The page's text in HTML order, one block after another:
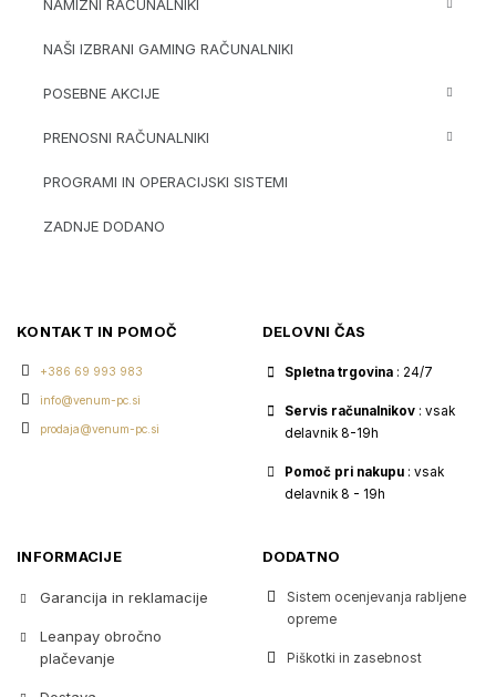
NAMIZNI RAČUNALNIKI
NAŠI IZBRANI GAMING RAČUNALNIKI
POSEBNE AKCIJE
PRENOSNI RAČUNALNIKI
PROGRAMI IN OPERACIJSKI SISTEMI
ZADNJE DODANO
KONTAKT IN POMOČ
+386 69 993 983
info@venum-pc.si
prodaja@venum-pc.si
DELOVNI ČAS
Spletna trgovina: 24/7
Servis računalnikov: vsak
delavnik 8-19h
Pomoč pri nakupu: vsak
delavnik 8 - 19h
INFORMACIJE
Garancija in reklamacije
Leanpay obročno
plačevanje
DODATNO
Sistem ocenjevanja rabljene
opreme
Piškotki in zasebnost